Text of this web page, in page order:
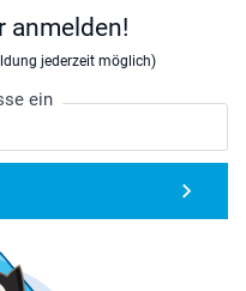
anmelden!
jederzeit möglich)
ein